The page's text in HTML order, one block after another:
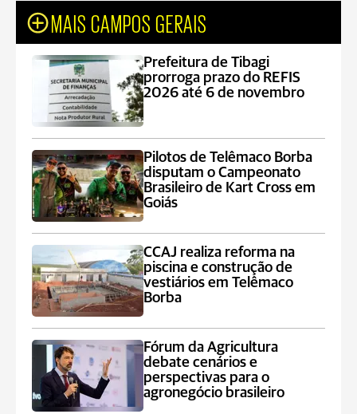
MAIS CAMPOS GERAIS
Prefeitura de Tibagi
prorroga prazo do REFIS
2026 até 6 de novembro
Pilotos de Telêmaco Borba
disputam o Campeonato
Brasileiro de Kart Cross em
Goiás
CCAJ realiza reforma na
piscina e construção de
vestiários em Telêmaco
Borba
Fórum da Agricultura
debate cenários e
perspectivas para o
agronegócio brasileiro